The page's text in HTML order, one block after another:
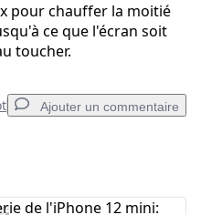
pour chauffer la moitié
ce que l'écran soit
toucher.
Ajouter un commentaire